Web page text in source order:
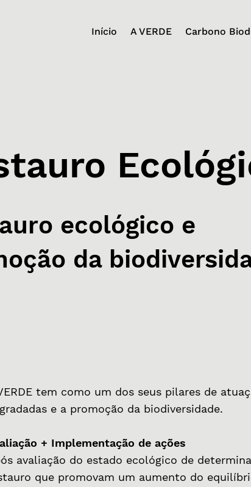
Início A VERDE Carbono
ecológico e
da
tem como um dos seus pilares de
e a promoção da biodiversidade.
+ Implementação de ações
avaliação do estado ecológico de
que promovam um aumento do